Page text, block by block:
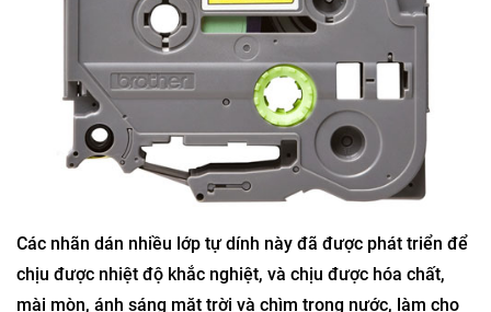
Các nhãn dán nhiều lớp tự dính này đã được phát triển để
chịu được nhiệt độ khắc nghiệt, và chịu được hóa chất,
mài mòn, ánh sáng mặt trời và chìm trong nước, làm cho